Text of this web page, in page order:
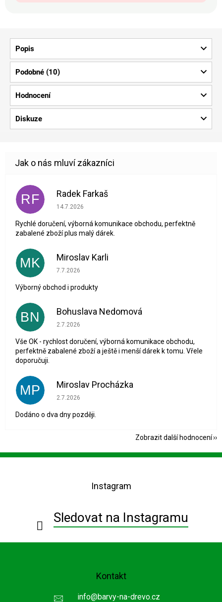
Popis
Podobné (10)
Hodnocení
Diskuze
RF Radek Farkaš
Hodnocení obchodu je 5 z 5 hvězdiček.
14.7.2026
Rychlé doručení, výborná komunikace obchodu, perfektně
zabalené zboží plus malý dárek.
MK Miroslav Karli
Hodnocení obchodu je 5 z 5 hvězdiček.
7.7.2026
Výborný obchod i produkty
BN Bohuslava Nedomová
Hodnocení obchodu je 5 z 5 hvězdiček.
2.7.2026
Vše OK - rychlost doručení, výborná komunikace obchodu,
perfektně zabalené zboží a ještě i menší dárek k tomu. Vřele
doporučuji.
MP Miroslav Procházka
Hodnocení obchodu je 1 z 5 hvězdiček.
2.7.2026
Dodáno o dva dny později.
Zobrazit další hodnocení
Z
Instagram
Sledovat na Instagramu
Kontakt
info@barvy-na-drevo.cz